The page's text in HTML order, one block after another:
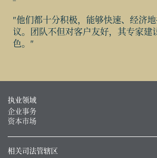
"他们都十分积极，能够快速、经济
议。团队不但对客户友好，其专家建
色。"
执业领域
企业事务
资本市场
相关司法管辖区